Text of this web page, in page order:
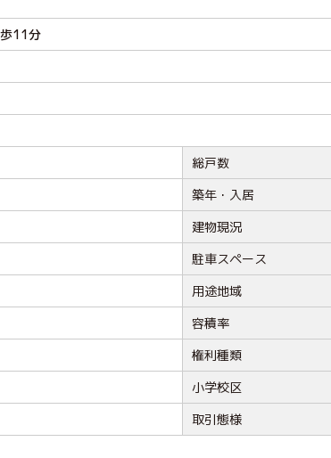
11分
総戸数
築年・入居
建物現況
駐車スペース
用途地域
容積率
権利種類
小学校区
取引態様